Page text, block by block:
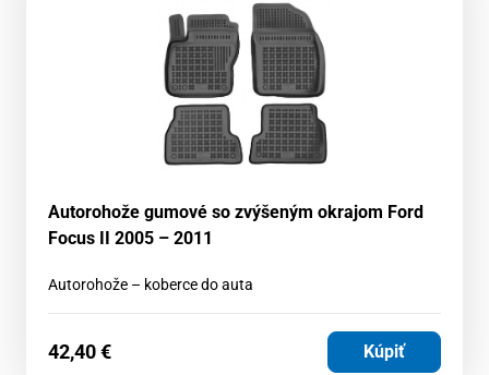
Autorohože gumové so zvýšeným okrajom Ford
Focus II 2005 – 2011
Autorohože – koberce do auta
42,40€ Kúpiť